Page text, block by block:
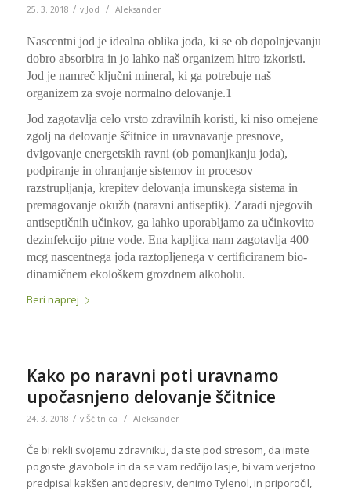
25. 3. 2018 / v Jod / Aleksander
Nascentni jod je idealna oblika joda, ki se ob dopolnjevanju
dobro absorbira in jo lahko naš organizem hitro izkoristi.
Jod je namreč ključni mineral, ki ga potrebuje naš
organizem za svoje normalno delovanje.1
Jod zagotavlja celo vrsto zdravilnih koristi, ki niso omejene
zgolj na delovanje ščitnice in uravnavanje presnove,
dvigovanje energetskih ravni (ob pomanjkanju joda),
podpiranje in ohranjanje sistemov in procesov
razstrupljanja, krepitev delovanja imunskega sistema in
premagovanje okužb (naravni antiseptik). Zaradi njegovih
antiseptičnih učinkov, ga lahko uporabljamo za učinkovito
dezinfekcijo pitne vode. Ena kapljica nam zagotavlja 400
mcg nascentnega joda raztopljenega v certificiranem bio-
dinamičnem ekološkem grozdnem alkoholu.
Beri naprej
Kako po naravni poti uravnamo
upočasnjeno delovanje ščitnice
24. 3. 2018 / v Ščitnica / Aleksander
Če bi rekli svojemu zdravniku, da ste pod stresom, da imate
pogoste glavobole in da se vam redčijo lasje, bi vam verjetno
predpisal kakšen antidepresiv, denimo Tylenol, in priporočil,